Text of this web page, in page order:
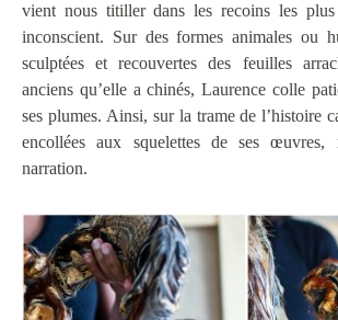
vient nous titiller dans les recoins les
inconscient. Sur des formes animales ou
sculptées et recouvertes des feuilles
anciens qu’elle a chinés, Laurence colle
ses plumes. Ainsi, sur la trame de l’histoire
encollées aux squelettes de ses œuvres,
narration.